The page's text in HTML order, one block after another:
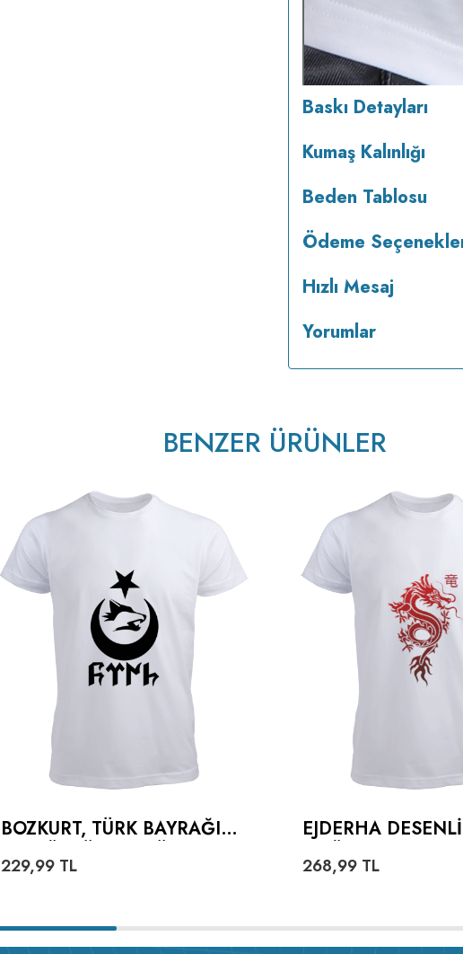
Baskı Detayları
Kumaş Kalınlığı
Beden Tablosu
Ödeme
Hızlı Mesaj
Yorumlar
BENZER ÜRÜNLER
BOZKURT, TÜRK BAYRAĞI
YAZILI ERKEK TIŞÖRT
229,99 TL
EJDERHA
268,99 TL